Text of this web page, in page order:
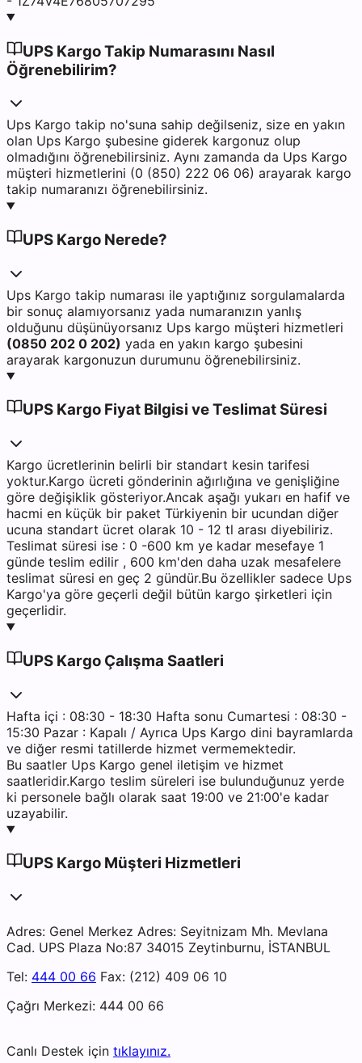
UPS Kargo Takip Numarasını Nasıl
Öğrenebilirim?
Ups Kargo takip no'suna sahip değilseniz, size en yakın
olan Ups Kargo şubesine giderek kargonuz olup
olmadığını öğrenebilirsiniz. Aynı zamanda da Ups Kargo
müşteri hizmetlerini (0 (850) 222 06 06) arayarak kargo
takip numaranızı öğrenebilirsiniz.
UPS Kargo Nerede?
Ups Kargo takip numarası ile yaptığınız sorgulamalarda
bir sonuç alamıyorsanız yada numaranızın yanlış
olduğunu düşünüyorsanız Ups kargo müşteri hizmetleri
(0850 202 0 202) yada en yakın kargo şubesini
arayarak kargonuzun durumunu öğrenebilirsiniz.
UPS Kargo Fiyat Bilgisi ve Teslimat Süresi
Kargo ücretlerinin belirli bir standart kesin tarifesi
yoktur.Kargo ücreti gönderinin ağırlığına ve genişliğine
göre değişiklik gösteriyor.Ancak aşağı yukarı en hafif ve
hacmi en küçük bir paket Türkiyenin bir ucundan diğer
ucuna standart ücret olarak 10 - 12 tl arası diyebiliriz.
Teslimat süresi ise : 0 -600 km ye kadar mesefaye 1
günde teslim edilir , 600 km'den daha uzak mesafelere
teslimat süresi en geç 2 gündür.Bu özellikler sadece Ups
Kargo'ya göre geçerli değil bütün kargo şirketleri için
geçerlidir.
UPS Kargo Çalışma Saatleri
Hafta içi : 08:30 - 18:30 Hafta sonu Cumartesi : 08:30 -
15:30 Pazar : Kapalı / Ayrıca Ups Kargo dini bayramlarda
ve diğer resmi tatillerde hizmet vermemektedir.
Bu saatler Ups Kargo genel iletişim ve hizmet
saatleridir.Kargo teslim süreleri ise bulunduğunuz yerde
ki personele bağlı olarak saat 19:00 ve 21:00'e kadar
uzayabilir.
UPS Kargo Müşteri Hizmetleri
Adres: Genel Merkez Adres: Seyitnizam Mh. Mevlana
Cad. UPS Plaza No:87 34015 Zeytinburnu, İSTANBUL
Tel: 444 00 66 Fax: (212) 409 06 10
Çağrı Merkezi: 444 00 66
Canlı Destek için tıklayınız.